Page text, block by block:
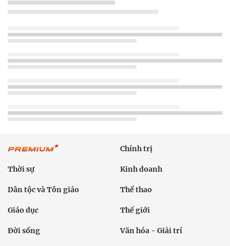
Chính trị
Thời sự Kinh doanh
Dân tộc và Tôn giáo Thể thao
Giáo dục Thế giới
Đời sống Văn hóa - Giải trí